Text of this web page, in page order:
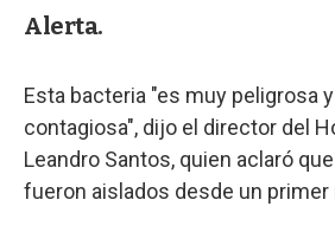
Alerta.
Esta bacteria "es muy peligrosa
contagiosa", dijo el director del
Leandro Santos, quien aclaró
fueron aislados desde un